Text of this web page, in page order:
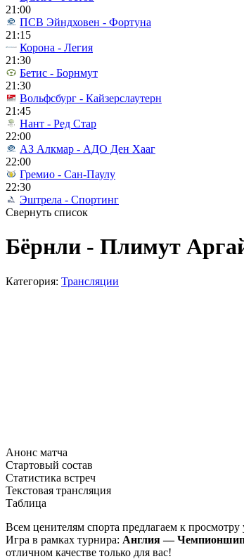
21:00
ПСВ Эйндховен - Фортуна
21:15
Корона - Легия
21:30
Бетис - Борнмут
21:30
Вольфсбург - Кайзерслаутерн
21:45
Нант - Ред Стар
22:00
АЗ Алкмар - АДО Ден Хааг
22:00
Гремио - Сан-Паулу
22:30
Эштрела - Спортинг
Свернуть список
Бёрнли - Плимут
Категория: Трансляции
Анонс матча
Стартовый состав
Статистика встреч
Текстовая трансляция
Таблица
Всем ценителям спорта предлагаем к
Игра в рамках турнира: Англия —
отличном качестве только для вас!